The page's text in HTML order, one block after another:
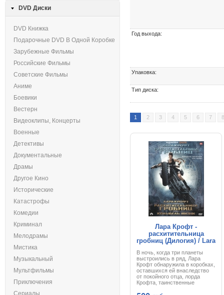
Год выхода:
Упаковка:
Тип диска:
1 2 3 4 5 6 7 8
Лара Крофт -
расхитительница
гробниц (Дилогия) / Lara
(Dilogia) (2001,2003) DVD
В ночь, когда три планеты
выстроились в ряд, Лара
Крофт обнаружила в коробках,
оставшихся ей внаследство
от покойного отца, лорда
Крофта, таинственные
DVD Диски
DVD Книжка
Подарочные DVD В Одной Коробке
Зарубежные Фильмы
Российские Фильмы
Советские Фильмы
Аниме
Боевики
Вестерн
Видеоклипы, Концерты
Военные
Детективы
Документальные
Драмы
Другое Кино
Исторические
Катастрофы
Комедии
Криминал
Мелодрамы
Мистика
Музыкальный
Мультфильмы
Приключения
Сериалы